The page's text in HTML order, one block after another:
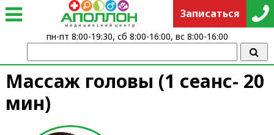
Массаж головы (1 сеанс- 20
мин)
Записаться
пн-пт 8:00-19:30, сб 8:00-16:00, вс 8:00-16:00